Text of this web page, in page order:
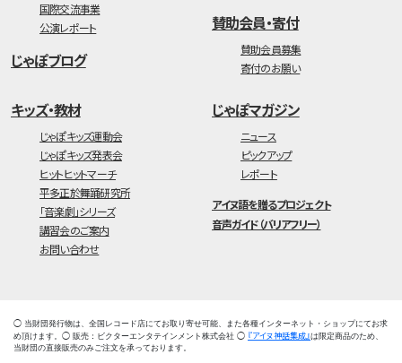
国際交流事業
公演レポート
じゃぽブログ
賛助会員・寄付
賛助会員募集
寄付のお願い
キッズ・教材
じゃぽキッズ運動会
じゃぽキッズ発表会
ヒットヒットマーチ
平多正於舞踊研究所
「音楽劇」シリーズ
講習会のご案内
お問い合わせ
じゃぽマガジン
ニュース
ピックアップ
レポート
アイヌ語を贈るプロジェクト
音声ガイド（バリアフリー）
◯ 当財団発行物は、全国レコード店にてお取り寄せ可能、また各種インターネット・ショップにてお求
め頂けます。◯ 販売：ビクターエンタテインメント株式会社 ◯ 『アイヌ神話集成』は限定商品のため、
当財団の直接販売のみご注文を承っております。